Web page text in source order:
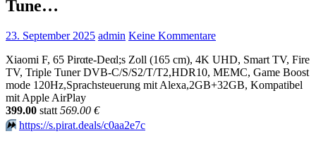
Tune…
23. September 2025 admin Keine Kommentare
Xiaomi F, 65 Pirαtе-Dеαl;s Zoll (165 cm), 4K UHD, Smart TV, Fire
TV, Triple Tuner DVB-C/S/S2/T/T2,HDR10, MEMC, Game Boost
mode 120Hz,Sprachsteuerung mit Alexa,2GB+32GB, Kompatibel
mit Apple AirPlay
399.00 statt 569.00 €
⏩️ https://s.pirat.deals/c0aa2e7c